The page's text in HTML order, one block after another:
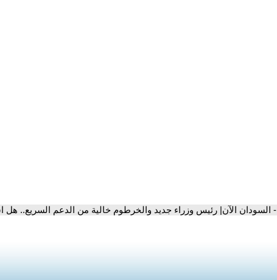
- السودان الآن| رئيس وزراء جديد والخرطوم خالية من الدعم السريع.. هل